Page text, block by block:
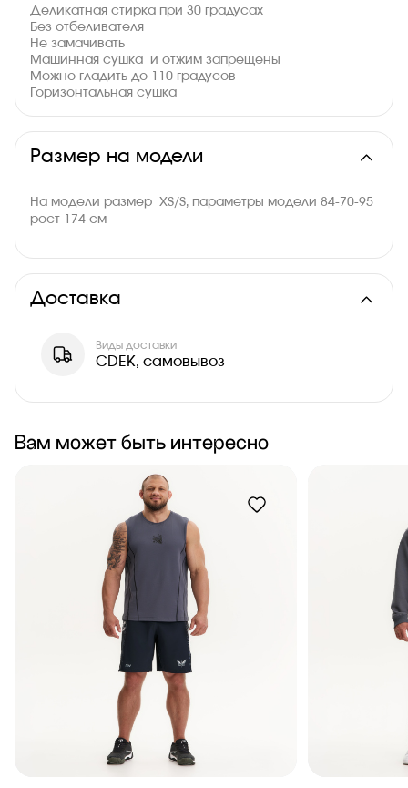
Деликатная стирка при 30 градусах
Без отбеливателя
Не замачивать
Машинная сушка и отжим запрещены
Можно гладить до 110 градусов
Горизонтальная сушка
Размер на модели
На модели размер XS/S, параметры модели 84-70-95
рост 174 см
Доставка
Виды доставки
CDEK, самовывоз
Вам может быть интересно